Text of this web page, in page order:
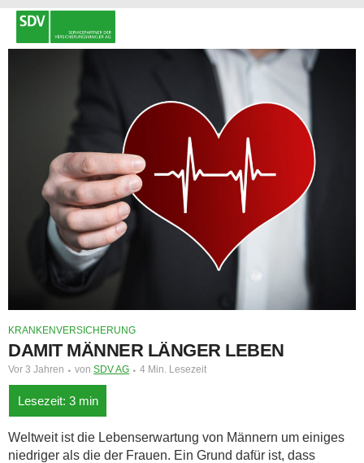
KRANKENVERSICHERUNG
DAMIT MÄNNER LÄNGER LEBEN
Vor 3 Jahren von SDV AG 4 Min. Lesezeit
Weltweit ist die Lebenserwartung von Männern um einiges
niedriger als die der Frauen. Ein Grund dafür ist, dass